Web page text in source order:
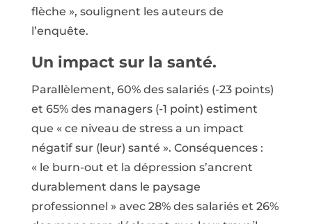
flèche », soulignent les auteurs de
l’enquête.
Un impact sur la santé.
Parallèlement, 60% des salariés (-23 points)
et 65% des managers (-1 point) estiment
que « ce niveau de stress a un impact
négatif sur (leur) santé ». Conséquences :
« le burn-out et la dépression s’ancrent
durablement dans le paysage
professionnel » avec 28% des salariés et 26%